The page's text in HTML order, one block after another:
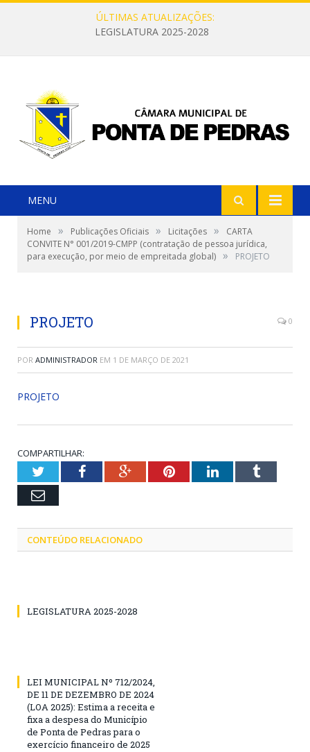
ÚLTIMAS ATUALIZAÇÕES:
LEGISLATURA 2025-2028
MENU
Home » Publicações Oficiais » Licitações »
CARTA
CONVITE N° 001/2019-CMPP (contratação de pessoa jurídica,
para execução, por meio de empreitada global) » PROJETO
PROJETO 0
POR ADMINISTRADOR EM 1 DE MARÇO DE 2021
PROJETO
COMPARTILHAR:
TwitterFacebookGoogle+PinterestLinkedInTumblr
Email
CONTEÚDO RELACIONADO
LEGISLATURA 2025-2028
LEI MUNICIPAL Nº 712/2024,
DE 11 DE DEZEMBRO DE 2024
(LOA 2025): Estima a receita e
fixa a despesa do Município
de Ponta de Pedras para o
exercício financeiro de 2025